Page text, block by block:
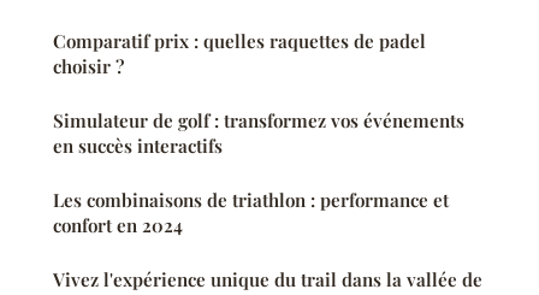
Comparatif prix : quelles raquettes de padel
choisir ?
Simulateur de golf : transformez vos événements
en succès interactifs
Les combinaisons de triathlon : performance et
confort en 2024
Vivez l'expérience unique du trail dans la vallée de